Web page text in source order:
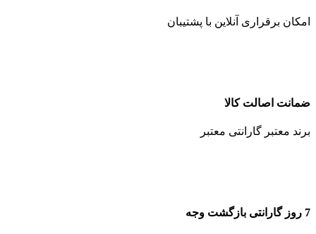
امکان برقراری آنلاین با پشتیبان
ضمانت اصالت کالا
برند معتبر گارانتی معتبر
7 روز گارانتی بازگشت وجه